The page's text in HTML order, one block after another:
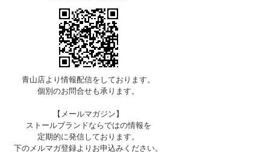
青山店より情報配信をしております。
個別のお問合せも承ります。
【メールマガジン】
ストールブランドならではの情報を
定期的に発信しております。
下のメルマガ登録よりお申込みください。